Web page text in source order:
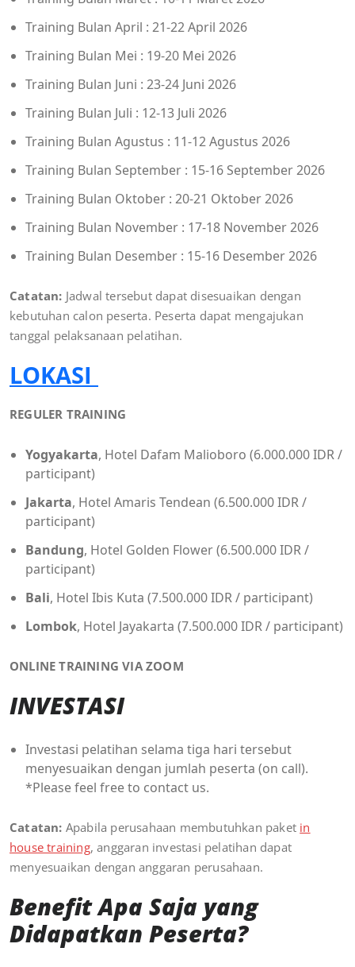
Training Bulan April : 21-22 April 2026
Training Bulan Mei : 19-20 Mei 2026
Training Bulan Juni : 23-24 Juni 2026
Training Bulan Juli : 12-13 Juli 2026
Training Bulan Agustus : 11-12 Agustus 2026
Training Bulan September : 15-16 September 2026
Training Bulan Oktober : 20-21 Oktober 2026
Training Bulan November : 17-18 November 2026
Training Bulan Desember : 15-16 Desember 2026
Catatan: Jadwal tersebut dapat disesuaikan dengan
kebutuhan calon peserta. Peserta dapat mengajukan
tanggal pelaksanaan pelatihan.
LOKASI
REGULER TRAINING
Yogyakarta, Hotel Dafam Malioboro (6.000.000 IDR /
participant)
Jakarta, Hotel Amaris Tendean (6.500.000 IDR /
participant)
Bandung, Hotel Golden Flower (6.500.000 IDR /
participant)
Bali, Hotel Ibis Kuta (7.500.000 IDR / participant)
Lombok, Hotel Jayakarta (7.500.000 IDR / participant)
ONLINE TRAINING VIA ZOOM
INVESTASI
Investasi pelatihan selama tiga hari tersebut
menyesuaikan dengan jumlah peserta (on call).
*Please feel free to contact us.
Catatan: Apabila perusahaan membutuhkan paket in
house training, anggaran investasi pelatihan dapat
menyesuaikan dengan anggaran perusahaan.
Benefit Apa Saja yang
Didapatkan Peserta?